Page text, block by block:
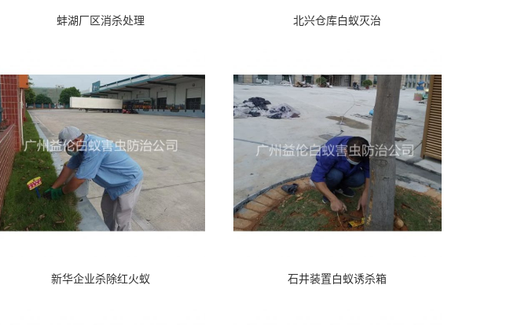
蚌湖厂区消杀处理 北兴仓库白蚁灭治
新华企业杀除红火蚁 石井装置白蚁诱杀箱